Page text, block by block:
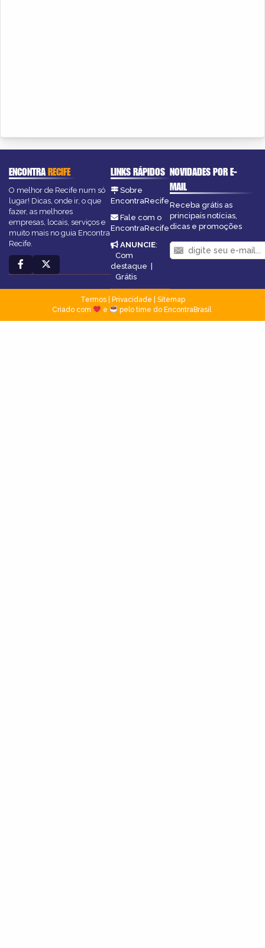
ENCONTRARECIFE
O melhor de Recife num só
lugar! Dicas, onde ir, o que
fazer, as melhores
empresas, locais, serviços e
muito mais no guia Encontra
Recife.
LINKS RÁPIDOS
Sobre
EncontraRecife
Fale com o
EncontraRecife
ANUNCIE:
Com
destaque
Grátis
NOVIDADES POR E-
MAIL
Receba grátis as
principais notícias,
dicas e promoções
Termos| Privacidade
Sitemap
Criado com
e pelo time do EncontraBrasil